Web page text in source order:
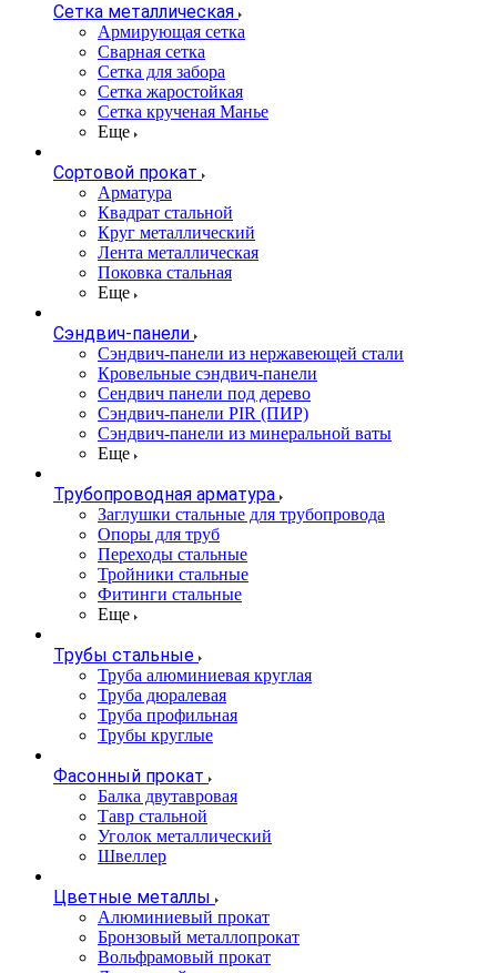
Сетка металлическая
Армирующая сетка
Сварная сетка
Сетка для забора
Сетка жаростойкая
Сетка крученая Манье
Еще
Сортовой прокат
Арматура
Квадрат стальной
Круг металлический
Лента металлическая
Поковка стальная
Еще
Сэндвич-панели
Cэндвич-панели из нержавеющей стали
Кровельные сэндвич-панели
Сендвич панели под дерево
Сэндвич-панели PIR (ПИР)
Сэндвич-панели из минеральной ваты
Еще
Трубопроводная арматура
Заглушки стальные для трубопровода
Опоры для труб
Переходы стальные
Тройники стальные
Фитинги стальные
Еще
Трубы стальные
Труба алюминиевая круглая
Труба дюралевая
Труба профильная
Трубы круглые
Фасонный прокат
Балка двутавровая
Тавр стальной
Уголок металлический
Швеллер
Цветные металлы
Алюминиевый прокат
Бронзовый металлопрокат
Вольфрамовый прокат